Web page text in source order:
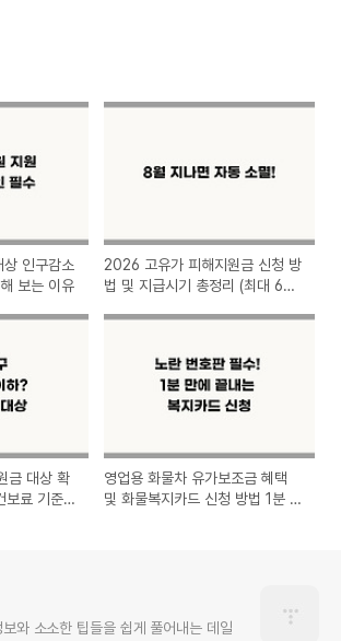
상 인구감소
보는 이유
2026 고유가 피해지원금 신청 방
법 및 지급시기 총정리 (최대 60
금 대상 확
보료 기준
영업용 화물차 유가보조금 혜택
및 화물복지카드 신청 방법 1분 요
와 소소한 팁들을 쉽게 풀어내는 데일